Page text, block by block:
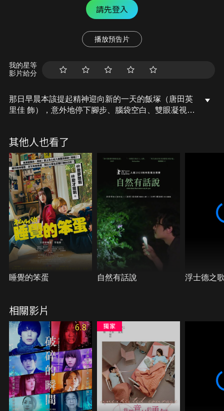
請先登入
播放預告片
我的星等
影片給分
那日早晨本該提起精神迎向新的一天的飯塚（唐田英
里佳 飾），意外地停下腳步、腦袋空白、雙眼凝視著
是似有非有地過著每一天。有天國中同學加奈子（芋
生悠 飾）在飯塚兼職的便利超商巧遇，彼此倚靠著回
憶，工作、上學、生活分享傾訴，這成長中該有的形
狀，卻是耗盡我們生命裡的各種瑣碎，即使停下來細
想，緩步前行，但那裡的盡頭又會是什麼？
其他人也看了
睡覺的笨蛋 自然有話說 浮士德之
相關影片
6.8